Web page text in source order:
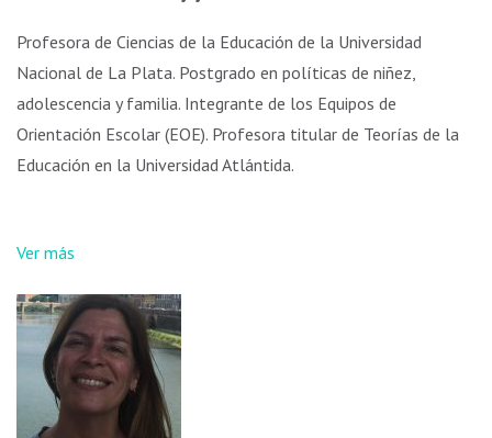
Profesora de Ciencias de la Educación de la Universidad
Nacional de La Plata. Postgrado en políticas de niñez,
adolescencia y familia. Integrante de los Equipos de
Orientación Escolar (EOE). Profesora titular de Teorías de la
Educación en la Universidad Atlántida.
Ver más